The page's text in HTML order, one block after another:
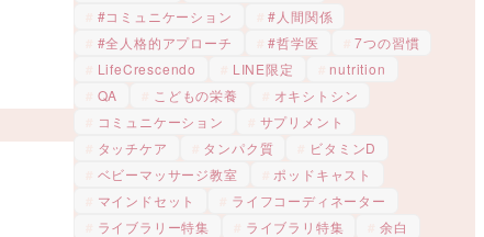
#コミュニケーション
#人間関係
#全人格的アプローチ
#哲学医
7つの習慣
LifeCrescendo
LINE限定
nutrition
QA
こどもの栄養
オキシトシン
コミュニケーション
サプリメント
タッチケア
タンパク質
ビタミンD
ベビーマッサージ教室
ポッドキャスト
マインドセット
ライフコーディネーター
ライブラリー特集
ライブラリ特集
余白